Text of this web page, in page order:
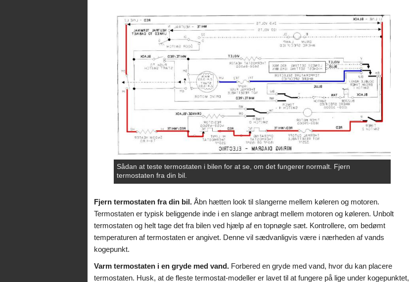
Sådan at teste termostaten i bilen for at se, om det fungerer normalt. Fjern
termostaten fra din bil.
Fjern termostaten fra din bil. Åbn hætten look til slangerne mellem køleren og motoren.
Termostaten er typisk beliggende inde i en slange anbragt mellem motoren og køleren. Unbolt
termostaten og helt tage det fra bilen ved hjælp af en topnøgle sæt. Kontrollere, om bedømt
temperaturen af termostaten er angivet. Denne vil sædvanligvis være i nærheden af vands
kogepunkt.
Varm termostaten i en gryde med vand. Forbered en gryde med vand, hvor du kan placere
termostaten. Husk, at de fleste termostat-modeller er lavet til at fungere på lige under kogepunktet,